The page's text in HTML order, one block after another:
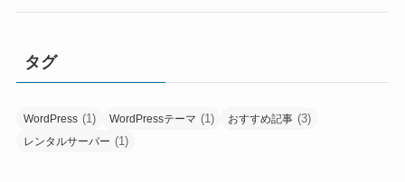
タグ
WordPress (1) WordPressテーマ (1) おすすめ記事 (3)
レンタルサーバー (1)